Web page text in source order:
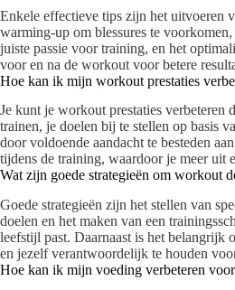
Enkele effectieve tips zijn het uitvoeren
warming-up om blessures te
juiste passie voor training, en het
voor en na de workout voor betere
Hoe kan ik mijn workout prestaties
Je kunt je workout prestaties verbeteren
trainen, je doelen bij te stellen op basis
door voldoende aandacht te besteden
tijdens de training, waardoor je meer uit
Wat zijn goede strategieën om workout
Goede strategieën zijn het stellen van
doelen en het maken van een
leefstijl past. Daarnaast is het belangrijk
en jezelf verantwoordelijk te houden
Hoe kan ik mijn voeding verbeteren